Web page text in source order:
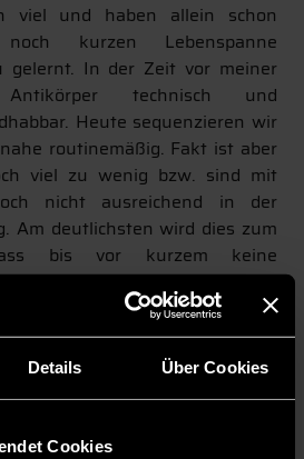
Details Über Cookies
Cookies
viel und haben allein schon
kurzen Lebenspanne
gelernt. In der Zeit vor meiner
technisch und
Heute sequenzieren wir
routinemäßig. Fakt ist aber
viel zu wenig bzw. sind mit
nicht ausreichend in der
Am deutlichsten wird dies zum
bis vor kurzem keine
bezüglich Virusvarianten in einer
waren. Wir können froh sein,
und kein anderes Virus, das
bedingte. Allerdings müssen
uns diesen Gefallen getan.